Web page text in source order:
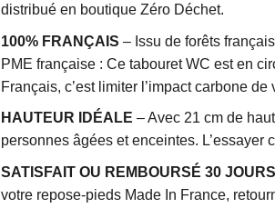
distribué en boutique Zéro Déchet.
100% FRANÇAIS – Issu de forêts
PME française : Ce tabouret WC est en
Français, c’est limiter l’impact carbone
HAUTEUR IDÉALE – Avec 21 cm de
personnes âgées et enceintes. L’essayer
SATISFAIT OU REMBOURSÉ 30 JOURS
votre repose-pieds Made In France,